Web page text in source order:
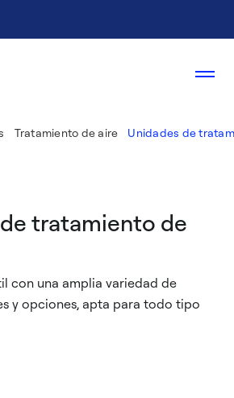
Tratamiento de aire Unidades de
tratamiento de
con una amplia variedad de
y opciones, apta para todo tipo